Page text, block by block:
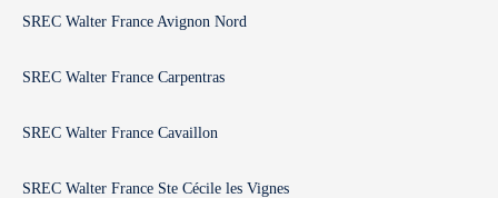
SREC Walter France Avignon Nord
SREC Walter France Carpentras
SREC Walter France Cavaillon
SREC Walter France Ste Cécile les Vignes